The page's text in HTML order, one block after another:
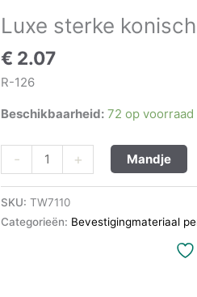
Luxe sterke
€ 2.07
R-126
Beschikbaarheid: 72 op voorraad
-
Luxe
konische
bout
x
aantal
+ Mandje
SKU: TW7110
Categorieën: Bevestigingmateriaal